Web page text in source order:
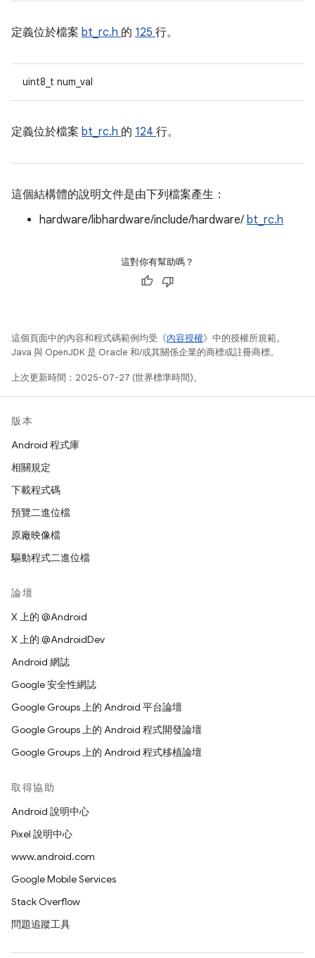
定義位於檔案 bt_rc.h 的 125 行。
uint8_t num_val
定義位於檔案 bt_rc.h 的 124 行。
這個結構體的說明文件是由下列檔案產生：
hardware/libhardware/include/hardware/ bt_rc.h
這對你有幫助嗎？
這個頁面中的內容和程式碼範例均受《內容授權》中的授權所規範。
Java 與 OpenJDK 是 Oracle 和/或其關係企業的商標或註冊商標。
上次更新時間：2025-07-27 (世界標準時間)。
版本
Android 程式庫
相關規定
下載程式碼
預覽二進位檔
原廠映像檔
驅動程式二進位檔
論壇
X 上的 @Android
X 上的 @AndroidDev
Android 網誌
Google 安全性網誌
Google Groups 上的 Android 平台論壇
Google Groups 上的 Android 程式開發論壇
Google Groups 上的 Android 程式移植論壇
取得協助
Android 說明中心
Pixel 說明中心
www.android.com
Google Mobile Services
Stack Overflow
問題追蹤工具